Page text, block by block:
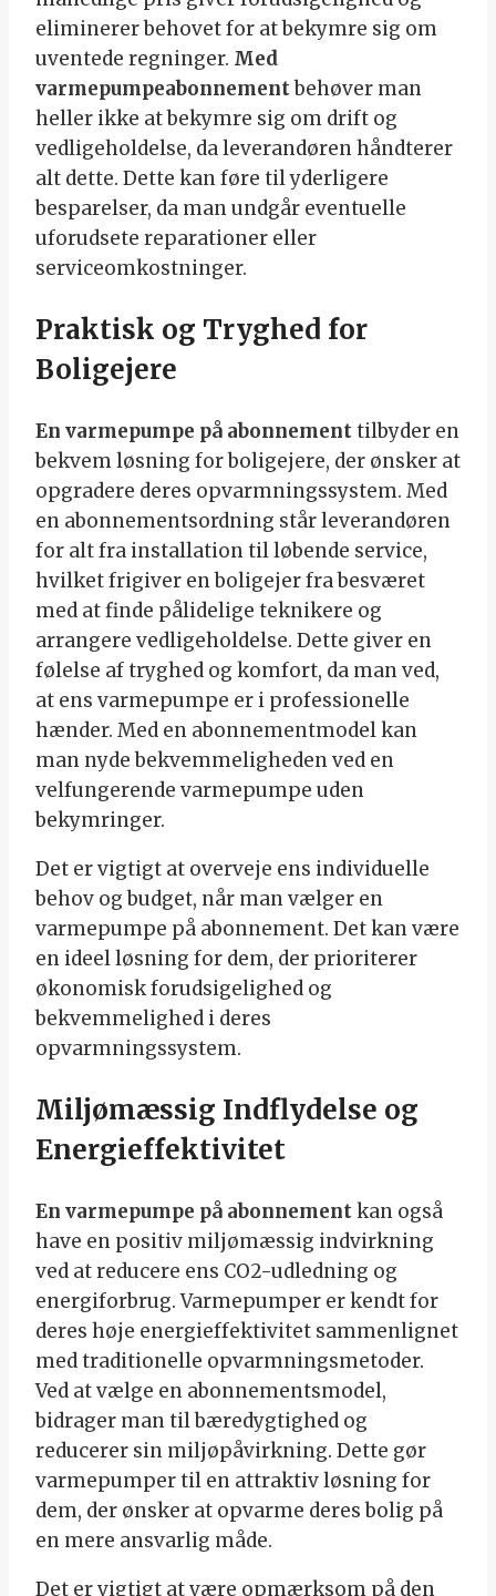
eliminerer behovet for at bekymre sig om
uventede regninger. Med
varmepumpeabonnementbehøver man
heller ikke at bekymre sig om drift og
vedligeholdelse, da leverandøren håndterer
alt dette. Dette kan føre til yderligere
besparelser, da man undgår eventuelle
uforudsete reparationer eller
serviceomkostninger.
Praktisk og Tryghed for
Boligejere
En varmepumpe på abonnementtilbyder en
bekvem løsning for boligejere, der ønsker at
opgradere deres opvarmningssystem. Med
en abonnementsordning står leverandøren
for alt fra installation til løbende service,
hvilket frigiver en boligejer fra besværet
med at finde pålidelige teknikere og
arrangere vedligeholdelse. Dette giver en
følelse af tryghed og komfort, da man ved,
at ens varmepumpe er i professionelle
hænder. Med en abonnementmodel kan
man nyde bekvemmeligheden ved en
velfungerende varmepumpe uden
bekymringer.
Det er vigtigt at overveje ens individuelle
behov og budget, når man vælger en
varmepumpe på abonnement. Det kan være
en ideel løsning for dem, der prioriterer
økonomisk forudsigelighed og
bekvemmelighed i deres
opvarmningssystem.
Miljømæssig Indflydelse og
Energieffektivitet
En varmepumpe på abonnementkan også
have en positiv miljømæssig indvirkning
ved at reducere ens CO2-udledning og
energiforbrug. Varmepumper er kendt for
deres høje energieffektivitet sammenlignet
med traditionelle opvarmningsmetoder.
Ved at vælge en abonnementsmodel,
bidrager man til bæredygtighed og
reducerer sin miljøpåvirkning. Dette gør
varmepumper til en attraktiv løsning for
dem, der ønsker at opvarme deres bolig på
en mere ansvarlig måde.
Det er vigtigt at være opmærksom på den